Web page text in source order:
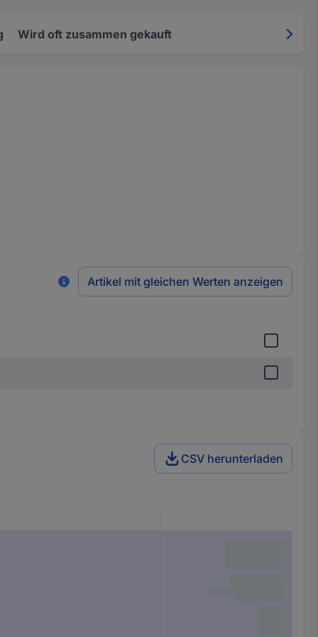
Wird oft zusammen gekauft
Artikel mit gleichen Werten anzeigen
CSV herunterladen